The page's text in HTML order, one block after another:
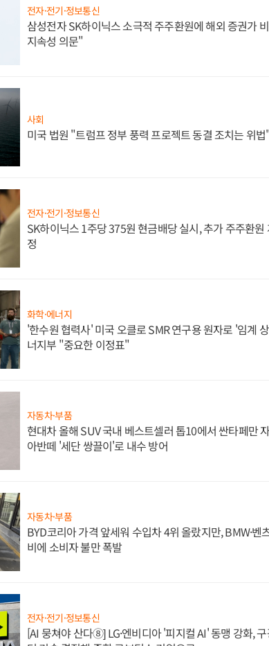
전자·전기·정보통신
삼성전자 SK하이닉스 소극적 주주환원에 해외 증권가
지속성 의문"
사회
미국 법원 "트럼프 정부 풍력 프로젝트 동결 조치는 위
전자·전기·정보통신
SK하이닉스 1주당 375원 현금배당 실시, 추가 주주환원
정
화학·에너지
'한수원 협력사' 미국 오클로 SMR 연구용 원자로 '임계
너지부 "중요한 이정표"
자동차·부품
현대차 올해 SUV 국내 베스트셀러 톱10에서 싼타페만
아반떼 '세단 쌍끌이'로 내수 방어
자동차·부품
BYD코리아 가격 앞세워 수입차 4위 올랐지만, BMW·벤
비에 소비자 불만 폭발
전자·전기·정보통신
[AI 뭉쳐야 산다⑧] LG·엔비디아 '피지컬 AI' 동맹 강화, 구